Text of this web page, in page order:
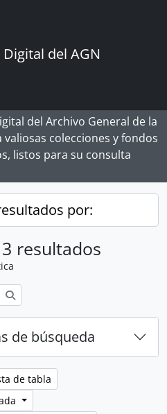
del AGN
del Archivo General de la
colecciones y fondos
listos para su consulta
por:
resultados
de búsqueda
de tabla